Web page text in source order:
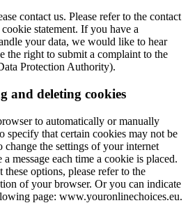
contact us. Please refer to the contact
statement. If you have a
your data, we would like to hear
the right to submit a complaint to the
Protection Authority).
and deleting cookies
to automatically or manually
specify that certain cookies may not be
the settings of your internet
message each time a cookie is placed.
options, please refer to the
of your browser. Or you can indicate
page: www.youronlinechoices.eu.